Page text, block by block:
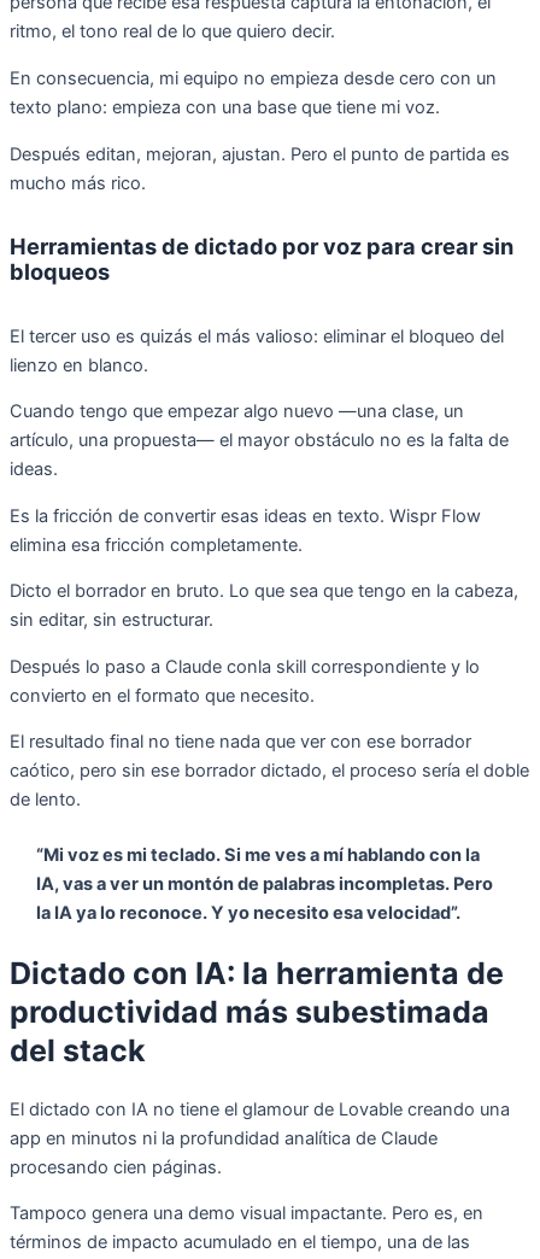
ritmo, el tono real de lo que quiero decir.
En consecuencia, mi equipo no empieza desde cero con un
texto plano: empieza con una base que tiene mi voz.
Después editan, mejoran, ajustan. Pero el punto de partida es
mucho más rico.
Herramientas de dictado por voz para crear sin
bloqueos
El tercer uso es quizás el más valioso: eliminar el bloqueo del
lienzo en blanco.
Cuando tengo que empezar algo nuevo —una clase, un
artículo, una propuesta— el mayor obstáculo no es la falta de
ideas.
Es la fricción de convertir esas ideas en texto. Wispr Flow
elimina esa fricción completamente.
Dicto el borrador en bruto. Lo que sea que tengo en la cabeza,
sin editar, sin estructurar.
Después lo paso a Claude conla skill correspondiente y lo
convierto en el formato que necesito.
El resultado final no tiene nada que ver con ese borrador
caótico, pero sin ese borrador dictado, el proceso sería el doble
de lento.
“Mi voz es mi teclado. Si me ves a mí hablando con la
IA, vas a ver un montón de palabras incompletas. Pero
la IA ya lo reconoce. Y yo necesito esa velocidad”.
Dictado con IA: la herramienta de
productividad más subestimada
del stack
El dictado con IA no tiene el glamour de Lovable creando una
app en minutos ni la profundidad analítica de Claude
procesando cien páginas.
Tampoco genera una demo visual impactante. Pero es, en
términos de impacto acumulado en el tiempo, una de las